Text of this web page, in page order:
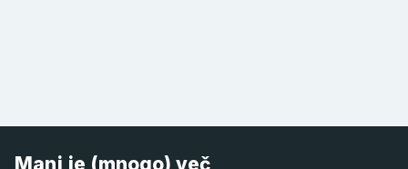
Manj je (mnogo) več